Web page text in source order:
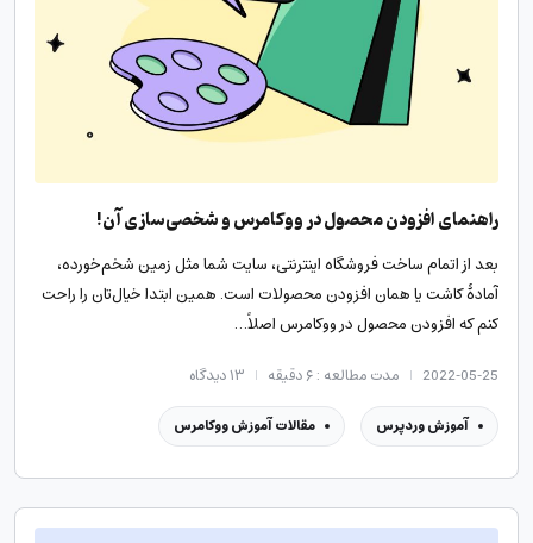
راهنمای افزودن محصول در ووکامرس و شخصی‌سازی آن!
بعد از اتمام ساخت فروشگاه اینترنتی، سایت شما مثل زمین شخم‌خورده،
آمادۀ کاشت یا همان افزودن محصولات است. همین ابتدا خیال‌تان را راحت
کنم که افزودن محصول در ووکامرس اصلاً…
2022-05-25 مدت مطالعه : ۶ دقیقه ۱۳دیدگاه
آموزش وردپرس مقالات آموزش ووکامرس